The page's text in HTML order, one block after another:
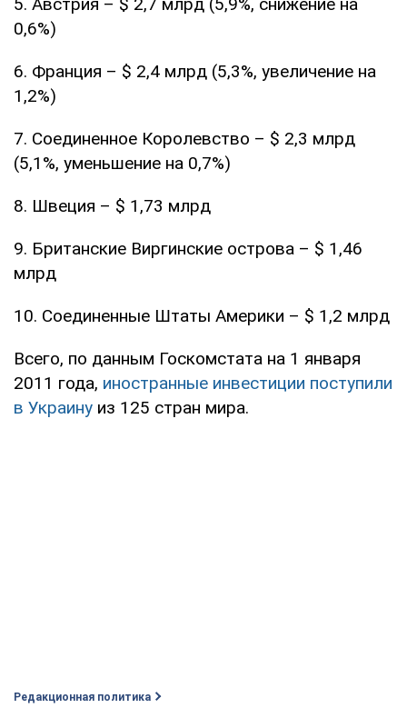
0,6%)
6. Франция – $ 2,4 млрд (5,3%, увеличение на
1,2%)
7. Соединенное Королевство – $ 2,3 млрд
(5,1%, уменьшение на 0,7%)
8. Швеция – $ 1,73 млрд
9. Британские Виргинские острова – $ 1,46
млрд
10. Соединенные Штаты Америки – $ 1,2 млрд
Всего, по данным Госкомстата на 1 января
2011 года, иностранные инвестиции поступили
в Украину из 125 стран мира.
Редакционная политика